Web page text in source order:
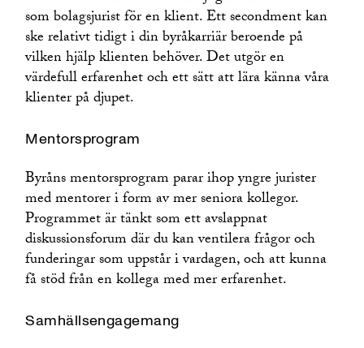
som bolagsjurist för en klient. Ett secondment kan
ske relativt tidigt i din byråkarriär beroende på
vilken hjälp klienten behöver. Det utgör en
värdefull erfarenhet och ett sätt att lära känna våra
klienter på djupet.
Mentorsprogram
Byråns mentorsprogram parar ihop yngre jurister
med mentorer i form av mer seniora kollegor.
Programmet är tänkt som ett avslappnat
diskussionsforum där du kan ventilera frågor och
funderingar som uppstår i vardagen, och att kunna
få stöd från en kollega med mer erfarenhet.
Samhällsengagemang